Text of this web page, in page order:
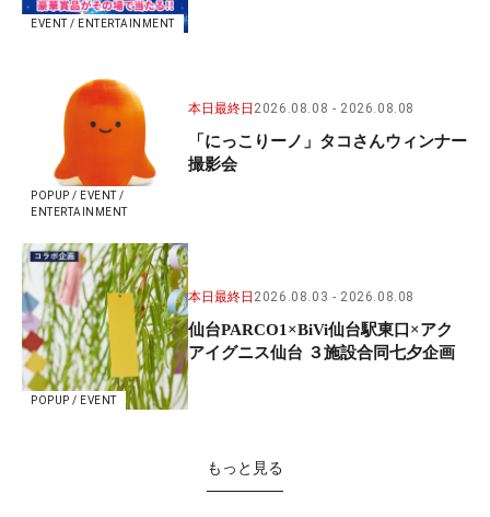
EVENT / ENTERTAINMENT
POPUP / EVENT /
ENTERTAINMENT
本日最終日 2026.08.08 2026.08.08
「にっこりーノ」タコさんウィンナー
撮影会
POPUP / EVENT
本日最終日 2026.08.03 2026.08.08
仙台PARCO1×BiVi仙台駅東口×アク
アイグニス仙台 ３施設合同七夕企画
もっと見る